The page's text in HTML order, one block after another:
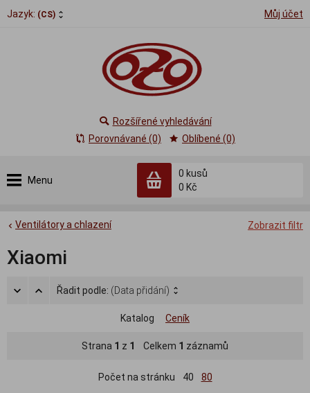
Jazyk: (CS) Můj účet
Menu
0 kusů
0 Kč
Rozšířené vyhledávání
Porovnávané (0)
Oblíbené (0)
Zobrazit filtr
Ventilátory a chlazení
Xiaomi
Řadit podle: (Data přidání)
Katalog Ceník
Strana 1 z 1 Celkem 1 záznamů
Počet na stránku 40 80